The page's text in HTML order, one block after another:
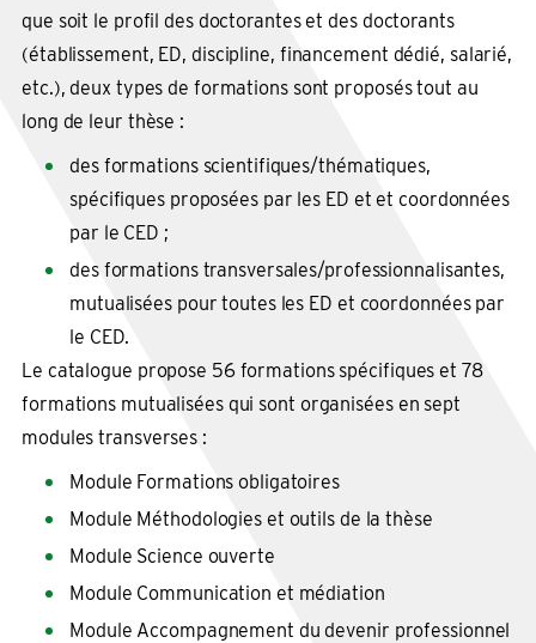
que soit le profil des doctorantes et des doctorants
(établissement, ED, discipline, financement dédié, salarié,
etc.), deux types de formations sont proposés tout au
long de leur thèse :
des formations scientifiques/thématiques,
spécifiques proposées par les ED et et coordonnées
par le CED ;
des formations transversales/professionnalisantes,
mutualisées pour toutes les ED et coordonnées par
le CED.
Le catalogue propose 56 formations spécifiques et 78
formations mutualisées qui sont organisées en sept
modules transverses :
Module Formations obligatoires
Module Méthodologies et outils de la thèse
Module Science ouverte
Module Communication et médiation
Module Accompagnement du devenir professionnel